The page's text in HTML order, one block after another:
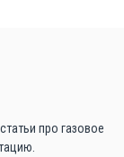
про газовое